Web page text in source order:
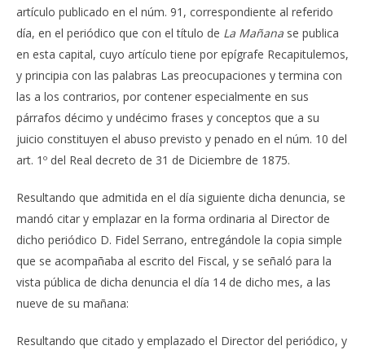
artículo publicado en el núm. 91, correspondiente al referido
día, en el periódico que con el título de La Mañana se publica
en esta capital, cuyo artículo tiene por epígrafe Recapitulemos,
y principia con las palabras Las preocupaciones y termina con
las a los contrarios, por contener especialmente en sus
párrafos décimo y undécimo frases y conceptos que a su
juicio constituyen el abuso previsto y penado en el núm. 10 del
art. 1º del Real decreto de 31 de Diciembre de 1875.
Resultando que admitida en el día siguiente dicha denuncia, se
mandó citar y emplazar en la forma ordinaria al Director de
dicho periódico D. Fidel Serrano, entregándole la copia simple
que se acompañaba al escrito del Fiscal, y se señaló para la
vista pública de dicha denuncia el día 14 de dicho mes, a las
nueve de su mañana:
Resultando que citado y emplazado el Director del periódico, y